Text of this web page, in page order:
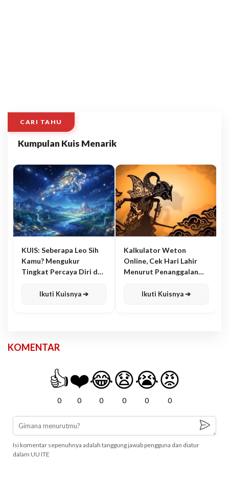
CARI TAHU
Kumpulan Kuis Menarik
KUIS: Seberapa Leo Sih
Kamu? Mengukur
Tingkat Percaya Diri dan
Ikuti Kuisnya ➔
Kalkulator Weton
Online, Cek Hari Lahir
Menurut Penanggalan
Ikuti Kuisnya ➔
KOMENTAR
👍
0
❤️
0
😂
0
😧
0
😭
0
😡
0
Isi komentar sepenuhnya adalah tanggung jawab pengguna dan diatur
dalam UU ITE